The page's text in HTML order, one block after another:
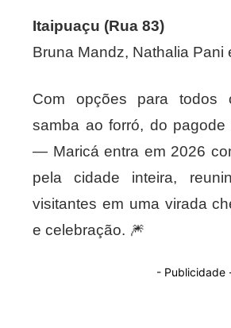
Itaipuaçu (Rua 83)
Bruna Mandz, Nathalia Pani
Com opções para
samba ao forró, do
— Maricá entra em 2026
pela cidade inteira,
visitantes em uma virada
e celebração. 🎆
- Publicidade